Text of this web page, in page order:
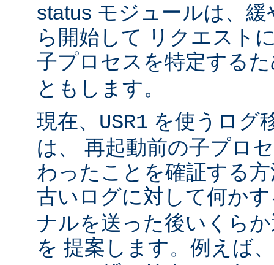
status モジュールは、
ら開始して リクエスト
子プロセスを特定する
ともします。
現在、 USR1 を使うログ
は、 再起動前の子プロ
わったことを確証する
古いログに対して何か
ナルを送った後いくら
を 提案します。例えば